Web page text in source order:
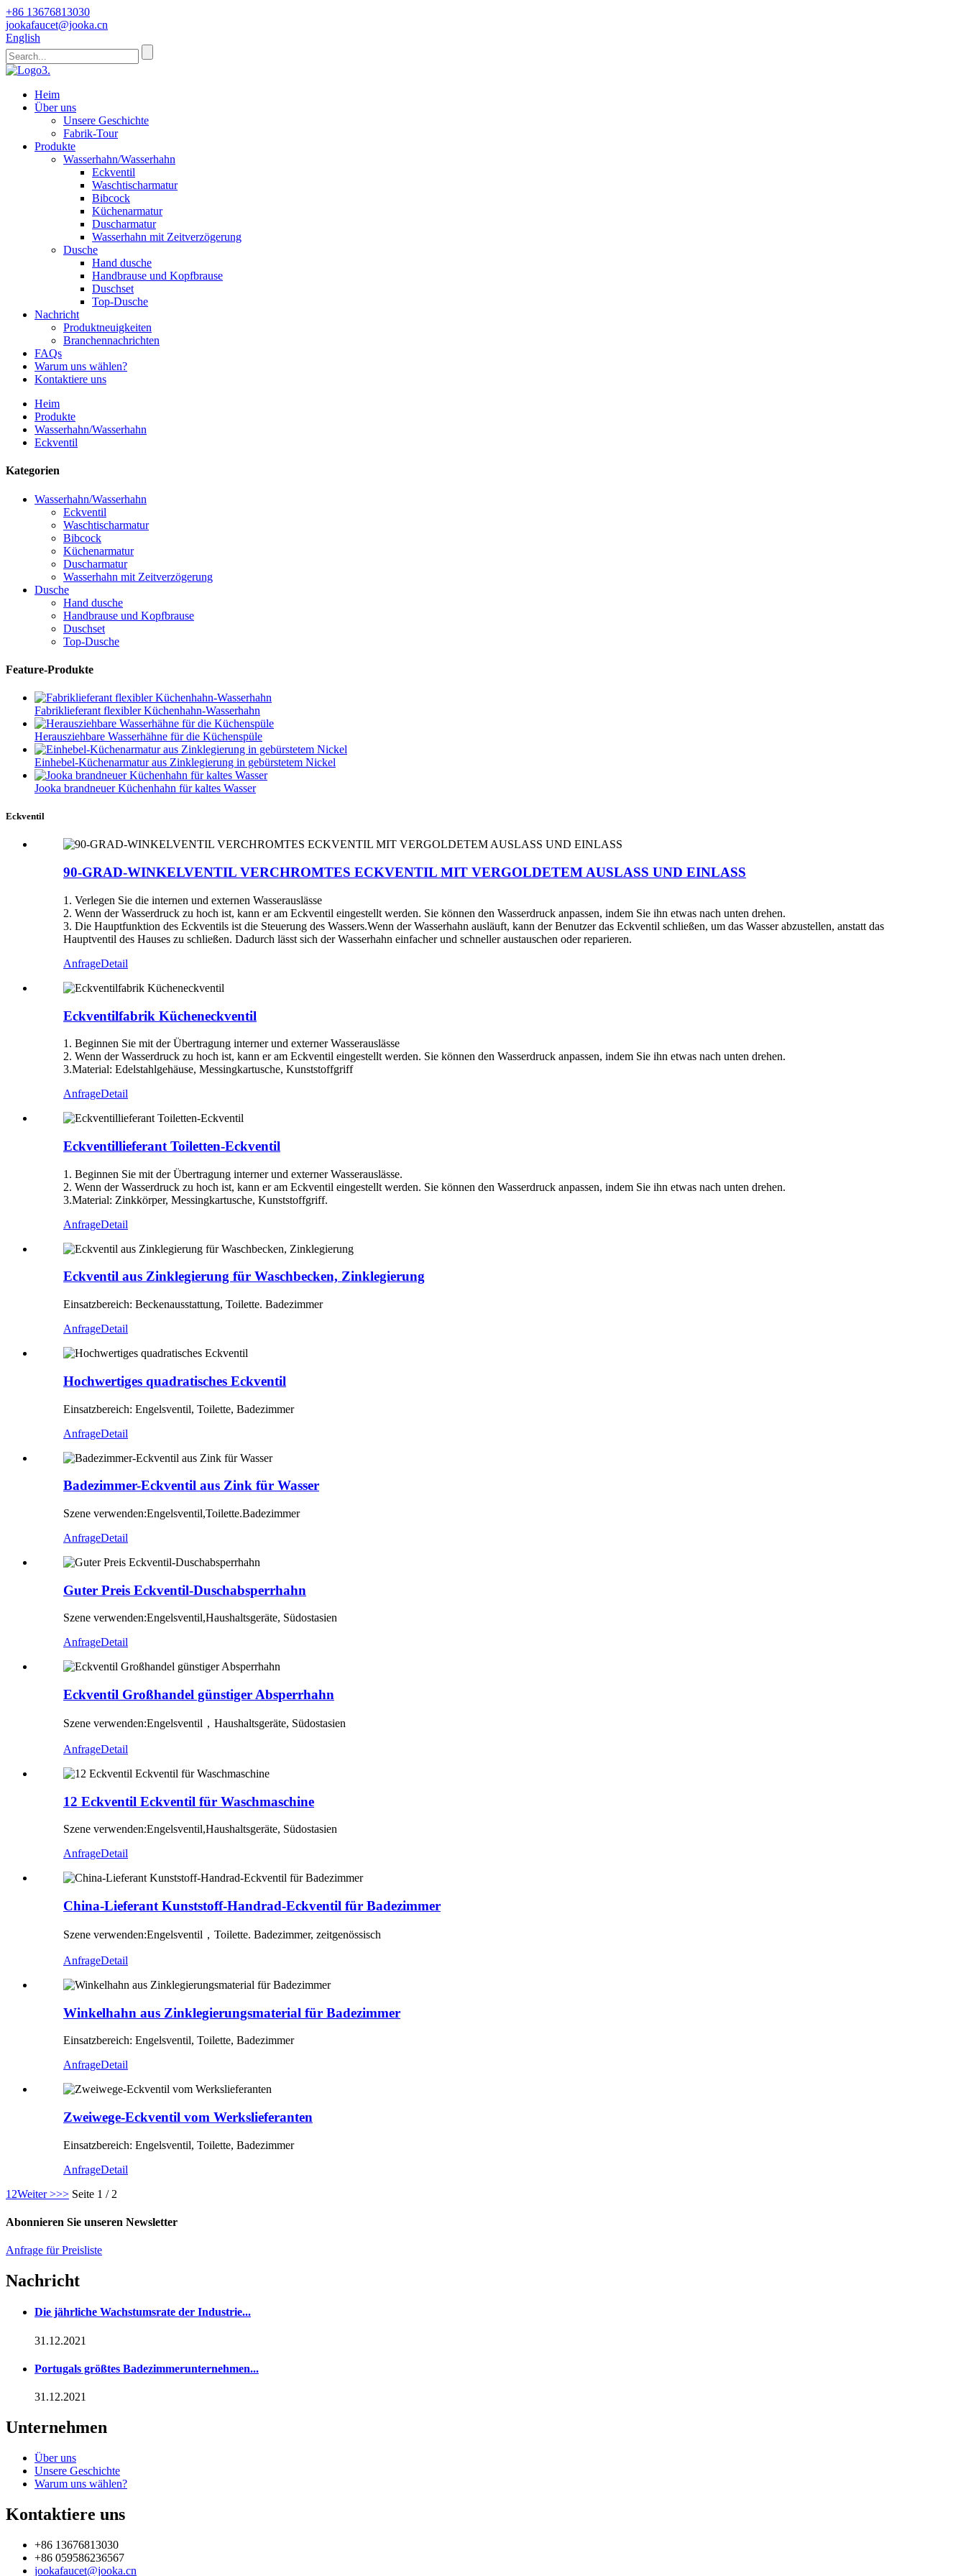
+86 13676813030
jookafaucet@jooka.cn
English
Heim
Über uns
Unsere Geschichte
Fabrik-Tour
Produkte
Wasserhahn/Wasserhahn
Eckventil
Waschtischarmatur
Bibcock
Küchenarmatur
Duscharmatur
Wasserhahn mit Zeitverzögerung
Dusche
Hand dusche
Handbrause und Kopfbrause
Duschset
Top-Dusche
Nachricht
Produktneuigkeiten
Branchennachrichten
FAQs
Warum uns wählen?
Kontaktiere uns
Heim
Produkte
Wasserhahn/Wasserhahn
Eckventil
Kategorien
Wasserhahn/Wasserhahn
Eckventil
Waschtischarmatur
Bibcock
Küchenarmatur
Duscharmatur
Wasserhahn mit Zeitverzögerung
Dusche
Hand dusche
Handbrause und Kopfbrause
Duschset
Top-Dusche
Feature-Produkte
Fabriklieferant flexibler Küchenhahn-Wasserhahn
Herausziehbare Wasserhähne für die Küchenspüle
Einhebel-Küchenarmatur aus Zinklegierung in gebürstetem Nickel
Jooka brandneuer Küchenhahn für kaltes Wasser
Eckventil
90-GRAD-WINKELVENTIL VERCHROMTES ECKVENTIL MIT VERGOLDETEM AUSLASS UND EINLASS
1. Verlegen Sie die internen und externen Wasserauslässe
2. Wenn der Wasserdruck zu hoch ist, kann er am Eckventil eingestellt werden. Sie können den Wasserdruck anpassen, indem Sie ihn etwas nach unten drehen.
3. Die Hauptfunktion des Eckventils ist die Steuerung des Wassers.Wenn der Wasserhahn ausläuft, kann der Benutzer das Eckventil schließen, um das Wasser abzustellen, anstatt das
Hauptventil des Hauses zu schließen. Dadurch lässt sich der Wasserhahn einfacher und schneller austauschen oder reparieren.
AnfrageDetail
Eckventilfabrik Kücheneckventil
1. Beginnen Sie mit der Übertragung interner und externer Wasserauslässe
2. Wenn der Wasserdruck zu hoch ist, kann er am Eckventil eingestellt werden. Sie können den Wasserdruck anpassen, indem Sie ihn etwas nach unten drehen.
3.Material: Edelstahlgehäuse, Messingkartusche, Kunststoffgriff
AnfrageDetail
Eckventillieferant Toiletten-Eckventil
1. Beginnen Sie mit der Übertragung interner und externer Wasserauslässe.
2. Wenn der Wasserdruck zu hoch ist, kann er am Eckventil eingestellt werden. Sie können den Wasserdruck anpassen, indem Sie ihn etwas nach unten drehen.
3.Material: Zinkkörper, Messingkartusche, Kunststoffgriff.
AnfrageDetail
Eckventil aus Zinklegierung für Waschbecken, Zinklegierung
Einsatzbereich: Beckenausstattung, Toilette. Badezimmer
AnfrageDetail
Hochwertiges quadratisches Eckventil
Einsatzbereich: Engelsventil, Toilette, Badezimmer
AnfrageDetail
Badezimmer-Eckventil aus Zink für Wasser
Szene verwenden:Engelsventil,Toilette.Badezimmer
AnfrageDetail
Guter Preis Eckventil-Duschabsperrhahn
Szene verwenden:Engelsventil,Haushaltsgeräte, Südostasien
AnfrageDetail
Eckventil Großhandel günstiger Absperrhahn
Szene verwenden:Engelsventil ， Haushaltsgeräte, Südostasien
AnfrageDetail
12 Eckventil Eckventil für Waschmaschine
Szene verwenden:Engelsventil,Haushaltsgeräte, Südostasien
AnfrageDetail
China-Lieferant Kunststoff-Handrad-Eckventil für Badezimmer
Szene verwenden:Engelsventil ， Toilette. Badezimmer, zeitgenössisch
AnfrageDetail
Winkelhahn aus Zinklegierungsmaterial für Badezimmer
Einsatzbereich: Engelsventil, Toilette, Badezimmer
AnfrageDetail
Zweiwege-Eckventil vom Werkslieferanten
Einsatzbereich: Engelsventil, Toilette, Badezimmer
AnfrageDetail
1 2Weiter >>> Seite 1 / 2
Abonnieren Sie unseren Newsletter
Anfrage für Preisliste
Nachricht
Die jährliche Wachstumsrate der Industrie...
31.12.2021
Portugals größtes Badezimmerunternehmen...
31.12.2021
Unternehmen
Über uns
Unsere Geschichte
Warum uns wählen?
Kontaktiere uns
+86 13676813030
+86 059586236567
jookafaucet@jooka.cn